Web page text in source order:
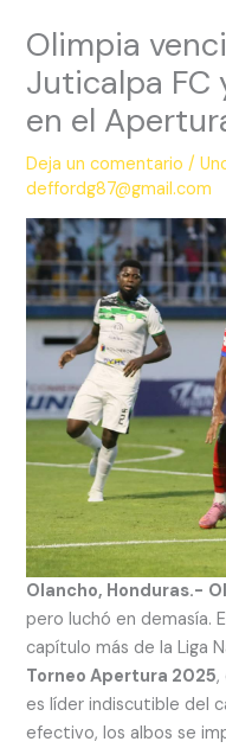
contenido
Olimpia
Juticalpa FC
en el
Deja un comentario /
deffordg87@gmail.com
Olancho, Honduras.-
pero luchó en demasía.
capítulo más de la Liga
Torneo Apertura 2025,
es líder indiscutible del
efectivo, los albos se